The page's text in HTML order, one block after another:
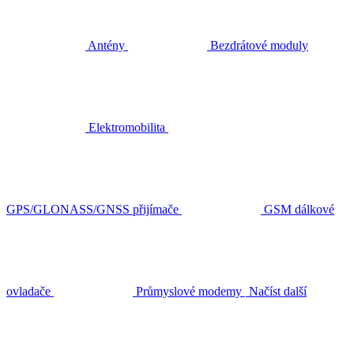
Antény Bezdrátové moduly
Elektromobilita
GPS/GLONASS/GNSS přijímače GSM dálkové
ovladače Průmyslové modemy Načíst další